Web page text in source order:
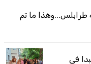
طرابلس...وهذا ما تم
في